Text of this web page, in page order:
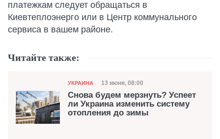
платежкам следует обращаться в
Киевтеплоэнерго или в Центр коммунального
сервиса в вашем районе.
Читайте также:
Категория
УКРАИНА Дата публикации
13 июня, 08:00
Снова будем мерзнуть? Успеет
ли Украина изменить систему
отопления до зимы